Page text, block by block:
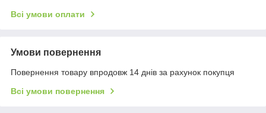
Всі умови оплати
Умови повернення
Повернення товару впродовж 14 днів за рахунок покупця
Всі умови повернення